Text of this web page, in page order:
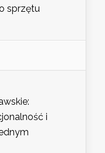
sprzętu
i